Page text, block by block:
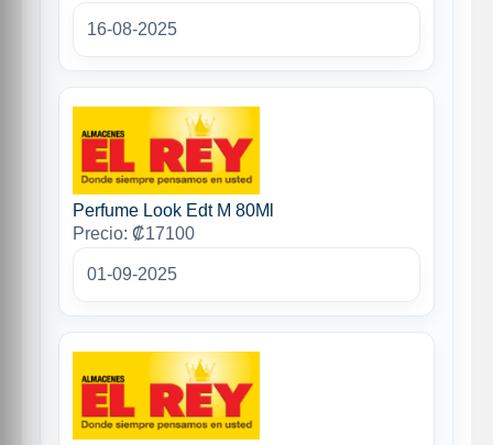
16-08-2025
Perfume Look Edt M 80Ml
Precio: ₡17100
01-09-2025